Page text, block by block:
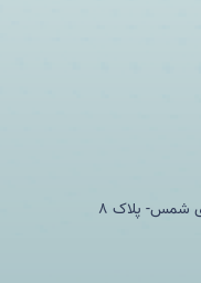
شمس- پلاک 8